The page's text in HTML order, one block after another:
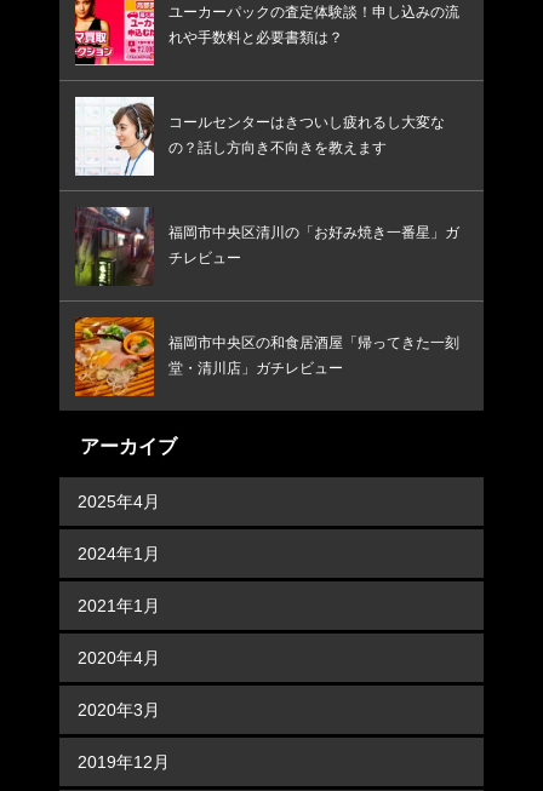
ユーカーパックの査定体験談！申し込みの流
れや手数料と必要書類は？
コールセンターはきついし疲れるし大変な
の？話し方向き不向きを教えます
福岡市中央区清川の「お好み焼き一番星」ガ
チレビュー
福岡市中央区の和食居酒屋「帰ってきた一刻
堂・清川店」ガチレビュー
アーカイブ
2025年4月
2024年1月
2021年1月
2020年4月
2020年3月
2019年12月